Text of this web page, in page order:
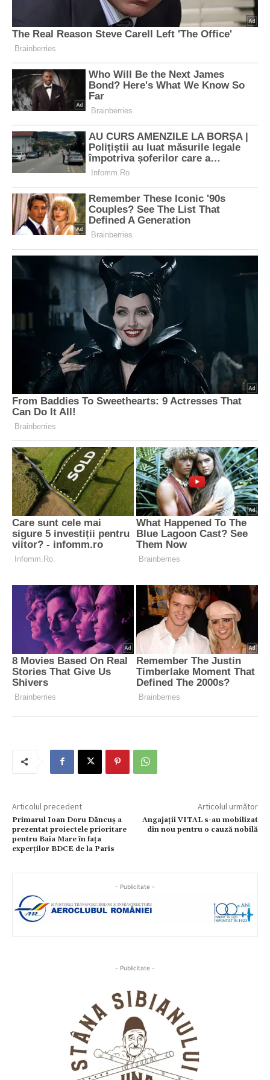
Articolul precedent
Primarul Ioan Doru Dăncuș a
prezentat proiectele prioritare
pentru Baia Mare în fața
experților BDCE de la Paris
Articolul următor
Angajații VITAL s-au mobilizat
din nou pentru o cauză nobilă
- Publicitate -
- Publicitate -